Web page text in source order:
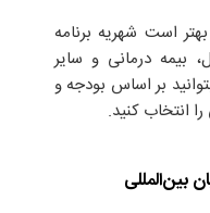
است شهریه برنامه
بیمه درمانی و سایر
بر اساس بودجه و
انتخاب کنید.